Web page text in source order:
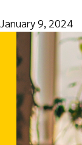
January 9, 2024